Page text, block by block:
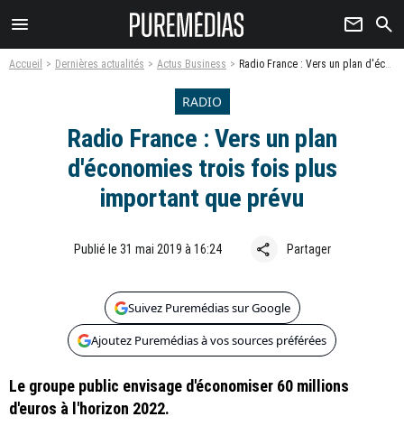
menu newsletter search
Accueil Dernières actualités Actus Business Radio France : Vers un plan d'économies trois fois plus important que prévu
RADIO
Radio France : Vers un plan
d'économies trois fois plus
important que prévu
Publié le 31 mai 2019 à 16:24 share Partager
Suivez Puremédias sur Google
Ajoutez Puremédias à vos sources préférées
Le groupe public envisage d'économiser 60 millions
d'euros à l'horizon 2022.